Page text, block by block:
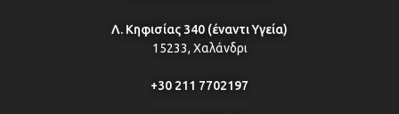
Λ. Κηφισίας 340 (έναντι Υγεία)
15233, Χαλάνδρι
+30 211 7702197